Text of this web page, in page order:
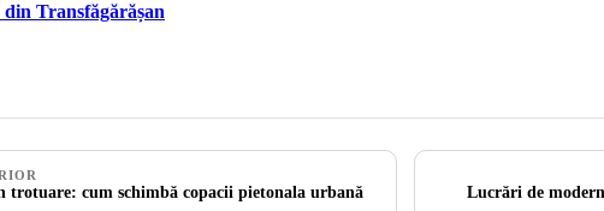
Transfăgărășan
trotuare: cum schimbă copacii pietonala urbană Lucrări de